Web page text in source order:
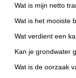
Wat is mijn netto
Wat is het mooiste
Wat verdient een
Kan je grondwater
Wat is de oorzaak